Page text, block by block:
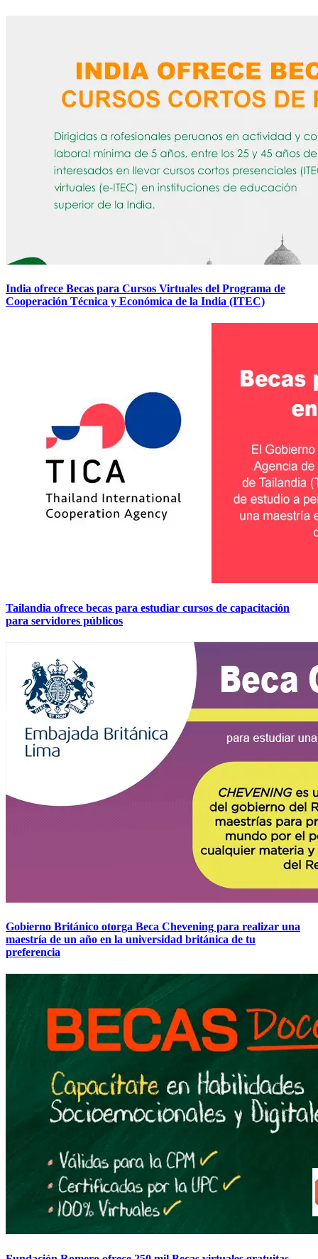
India ofrece Becas para Cursos Virtuales del Programa de
Cooperación Técnica y Económica de la India (ITEC)
Tailandia ofrece becas para estudiar cursos de capacitación
para servidores públicos
Gobierno Británico otorga Beca Chevening para realizar una
maestría de un año en la universidad británica de tu
preferencia